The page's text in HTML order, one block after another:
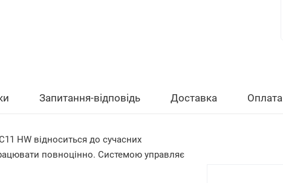
Запитання-відповідь Доставка Оплата
HW відноситься до сучасних
повноцінно. Системою управляє